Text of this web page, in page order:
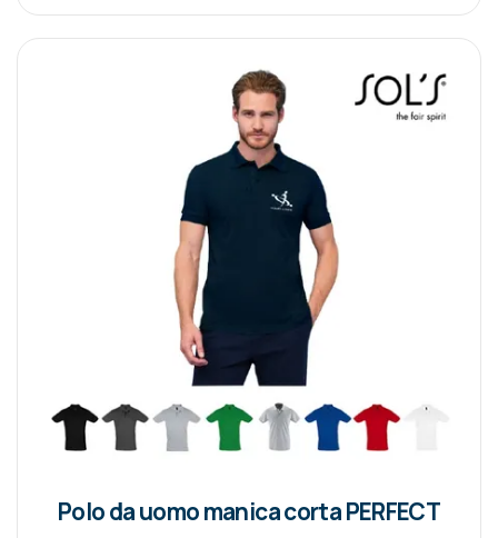
Polo da uomo manica corta PERFECT